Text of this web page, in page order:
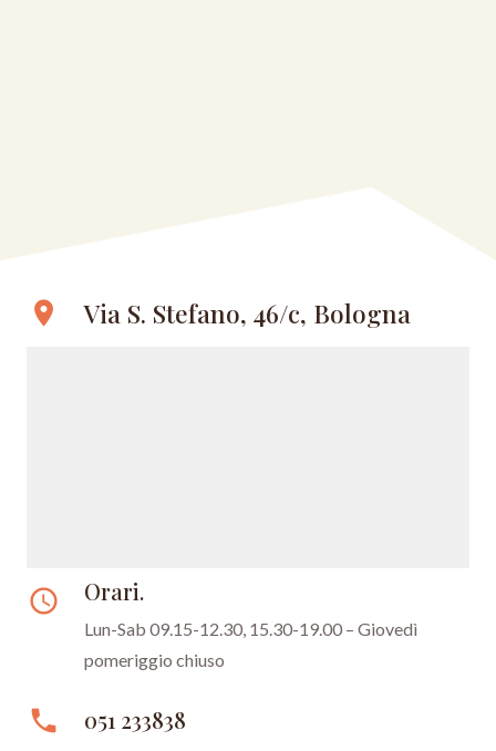
location_on Via S. Stefano, 46/c, Bologna
access_time Orari.
Lun-Sab 09.15-12.30, 15.30-19.00 – Giovedì
pomeriggio chiuso
phone 051 233838